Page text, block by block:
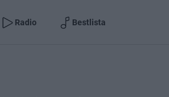
Radio Bestlista